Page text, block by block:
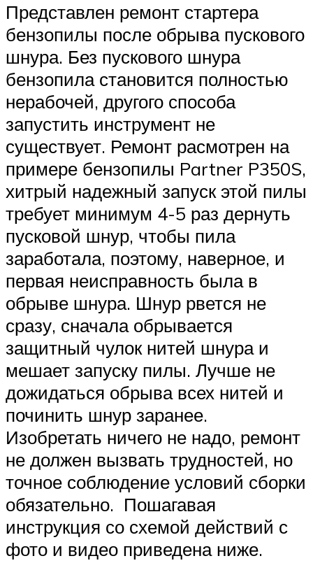
Представлен ремонт стартера
бензопилы после обрыва пускового
шнура. Без пускового шнура
бензопила становится полностью
нерабочей, другого способа
запустить инструмент не
существует. Ремонт расмотрен на
примере бензопилы Partner P350S,
хитрый надежный запуск этой пилы
требует минимум 4-5 раз дернуть
пусковой шнур, чтобы пила
заработала, поэтому, наверное, и
первая неисправность была в
обрыве шнура. Шнур рвется не
сразу, сначала обрывается
защитный чулок нитей шнура и
мешает запуску пилы. Лучше не
дожидаться обрыва всех нитей и
починить шнур заранее.
Изобретать ничего не надо, ремонт
не должен вызвать трудностей, но
точное соблюдение условий сборки
обязательно. Пошагавая
инструкция со схемой действий с
фото и видео приведена ниже.